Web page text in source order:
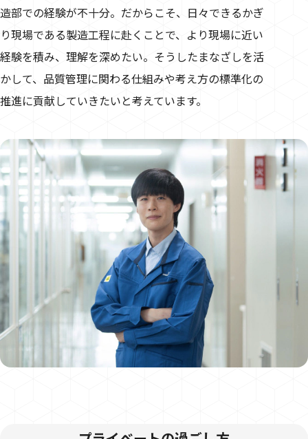
造部での経験が不十分。だからこそ、日々できるかぎ
り現場である製造工程に赴くことで、より現場に近い
経験を積み、理解を深めたい。そうしたまなざしを活
かして、品質管理に関わる仕組みや考え方の標準化の
推進に貢献していきたいと考えています。